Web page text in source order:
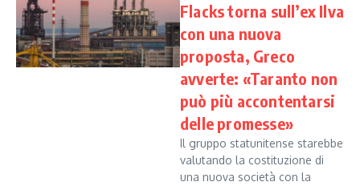
Flacks torna sull’ex Ilva
con una nuova
proposta, Greco
avverte: «Taranto non
può più accontentarsi
delle promesse»
Il gruppo statunitense starebbe
valutando la costituzione di
una nuova società con la